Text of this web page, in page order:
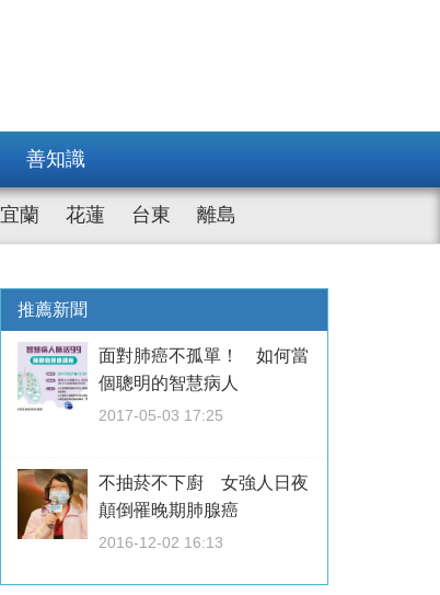
善知識
宜蘭 花蓮 台東 離島
推薦新聞
面對肺癌不孤單！ 如何當
個聰明的智慧病人
2017-05-03 17:25
不抽菸不下廚 女強人日夜
顛倒罹晚期肺腺癌
2016-12-02 16:13